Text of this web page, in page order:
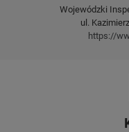
Wojewódzki
ul.
https://